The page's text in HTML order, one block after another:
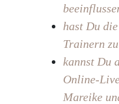
hast Du
Trainern
kannst Du
Online-
Mareike